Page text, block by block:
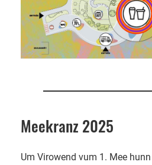
Meekranz 2025
Um Virowend vum 1. Mee